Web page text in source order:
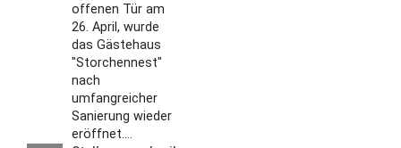
offenen Tür am
26. April, wurde
das Gästehaus
"Storchennest"
nach
umfangreicher
Sanierung wieder
eröffnet....